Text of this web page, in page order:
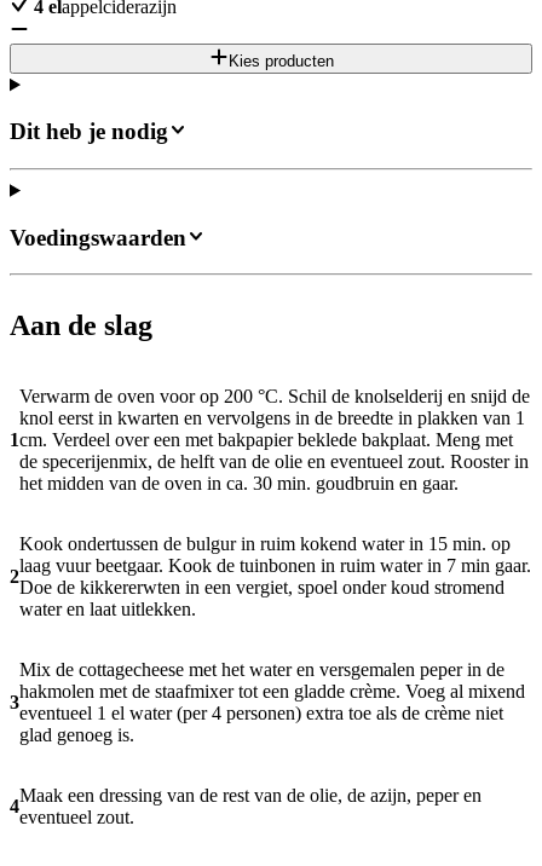
4 elappelciderazijn
Kies producten
Dit heb je nodig
Aan de slag
1
Verwarm de oven voor op 200 °C. Schil de knolselderij en snijd de
knol eerst in kwarten en vervolgens in de breedte in plakken van 1
cm. Verdeel over een met bakpapier beklede bakplaat. Meng met
de specerijenmix, de helft van de olie en eventueel zout. Rooster in
het midden van de oven in ca. 30 min. goudbruin en gaar.
2
Kook ondertussen de bulgur in ruim kokend water in 15 min. op
laag vuur beetgaar. Kook de tuinbonen in ruim water in 7 min gaar.
Doe de kikkererwten in een vergiet, spoel onder koud stromend
water en laat uitlekken.
3
Mix de cottagecheese met het water en versgemalen peper in de
hakmolen met de staafmixer tot een gladde crème. Voeg al mixend
eventueel 1 el water (per 4 personen) extra toe als de crème niet
glad genoeg is.
4
Maak een dressing van de rest van de olie, de azijn, peper en
eventueel zout.
Voedingswaarden